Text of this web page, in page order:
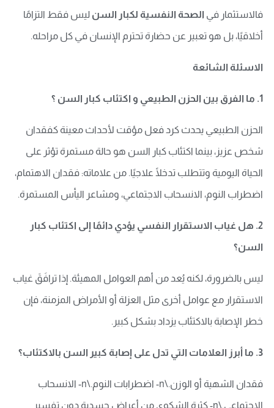
فالاستثمار في الصحة النفسية لكبار السن ليس فقط التزامًا
أخلاقيًا، بل هو تعبير عن حضارة تحترم الإنسان في كل مراحله.
الاسئلة الشائعة
1. ما الفرق بين الحزن الطبيعي و اكتئاب كبار السن ؟
الحزن الطبيعي يحدث كرد فعل مؤقت لأحداث معينة كفقدان
شخص عزيز، بينما اكتئاب كبار السن هو حالة مستمرة تؤثر على
الحياة اليومية وتتطلب تدخلًا علاجيًا. من علاماته: فقدان الاهتمام،
اضطراب النوم، الانسحاب الاجتماعي، ومشاعر اليأس المستمرة.
2. هل غياب الاستقرار النفسي يؤدي دائمًا إلى اكتئاب كبار
السن؟
ليس بالضرورة، لكنه يُعد من أهم العوامل المهيئة. إذا ترافَقَ غياب
الاستقرار مع عوامل أخرى مثل العزلة أو الأمراض المزمنة، فإن
خطر الإصابة بالاكتئاب يزداد بشكل كبير.
3. ما أبرز العلامات التي تدل على إصابة كبير السن بالاكتئاب؟
فقدان الشهية أو الوزن.\n- اضطرابات النوم.\n- الانسحاب
الاجتماعي.\n- كثرة الشكوى من أعراض جسدية دون تفسير